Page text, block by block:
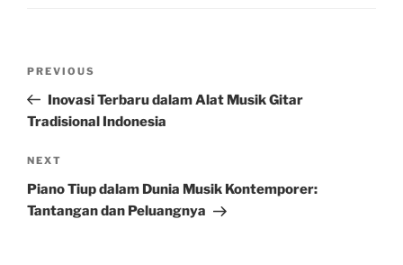
Previous
Post
PREVIOUS
Inovasi Terbaru dalam Alat Musik Gitar
Tradisional Indonesia
Next
Post
NEXT
Piano Tiup dalam Dunia Musik Kontemporer:
Tantangan dan Peluangnya